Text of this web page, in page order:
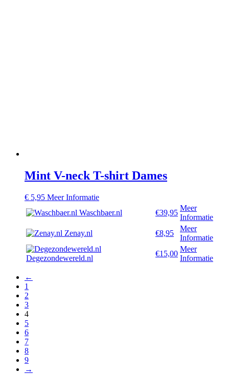
Mint V-neck T-shirt Dames
€ 5,95 Meer Informatie
Waschbaer.nl
€39,95
Meer
Informatie
Zenay.nl
€8,95
Meer
Informatie
Degezondewereld.nl
€15,00
Meer
Informatie
←
1
2
3
4
5
6
7
8
9
→